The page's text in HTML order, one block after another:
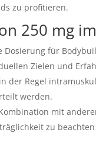
zu profitieren.
250 mg
Dosierung für
Zielen und
der Regel
werden.
mit
zu